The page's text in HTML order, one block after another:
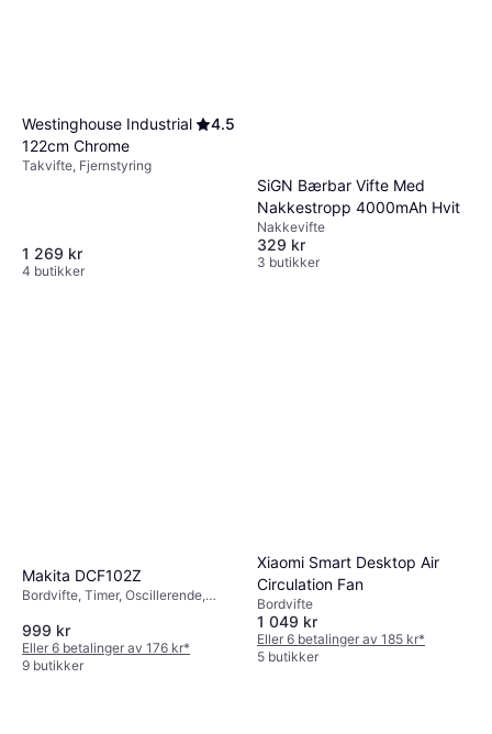
Westinghouse Industrial
122cm Chrome
4.5
Takvifte, Fjernstyring
1 269 kr
4 butikker
SiGN Bærbar Vifte Med
Nakkestropp 4000mAh Hvit
Nakkevifte
329 kr
3 butikker
Makita DCF102Z
Bordvifte, Timer, Oscillerende,
999 kr
Eller 6 betalinger av 176 kr*
9 butikker
Xiaomi Smart Desktop Air
Circulation Fan
Bordvifte
1 049 kr
Eller 6 betalinger av 185 kr*
5 butikker